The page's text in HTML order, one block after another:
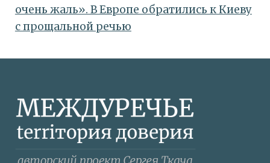
очень жаль». В Европе обратились к Киеву
с прощальной речью